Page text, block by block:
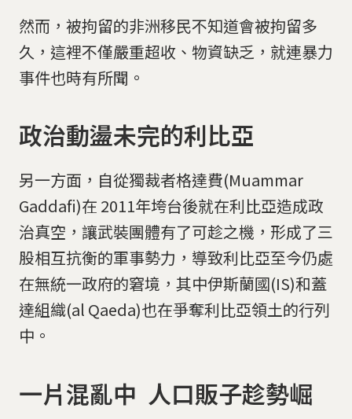
然而，被拘留的非洲移民不知道會被拘留多
久，這裡不僅嚴重超收、物資缺乏，就連暴力
事件也時有所聞。
政治動盪未完的利比亞
另一方面，自從獨裁者格達費(Muammar
Gaddafi)在 2011年垮台後就在利比亞造成政
治真空，讓武裝團體有了可趁之機，形成了三
股相互抗衡的軍事勢力，導致利比亞至今仍處
在無統一政府的窘境，其中伊斯蘭國(IS)和蓋
達組織(al Qaeda)也在爭奪利比亞領土的行列
中。
一片混亂中 人口販子趁勢崛